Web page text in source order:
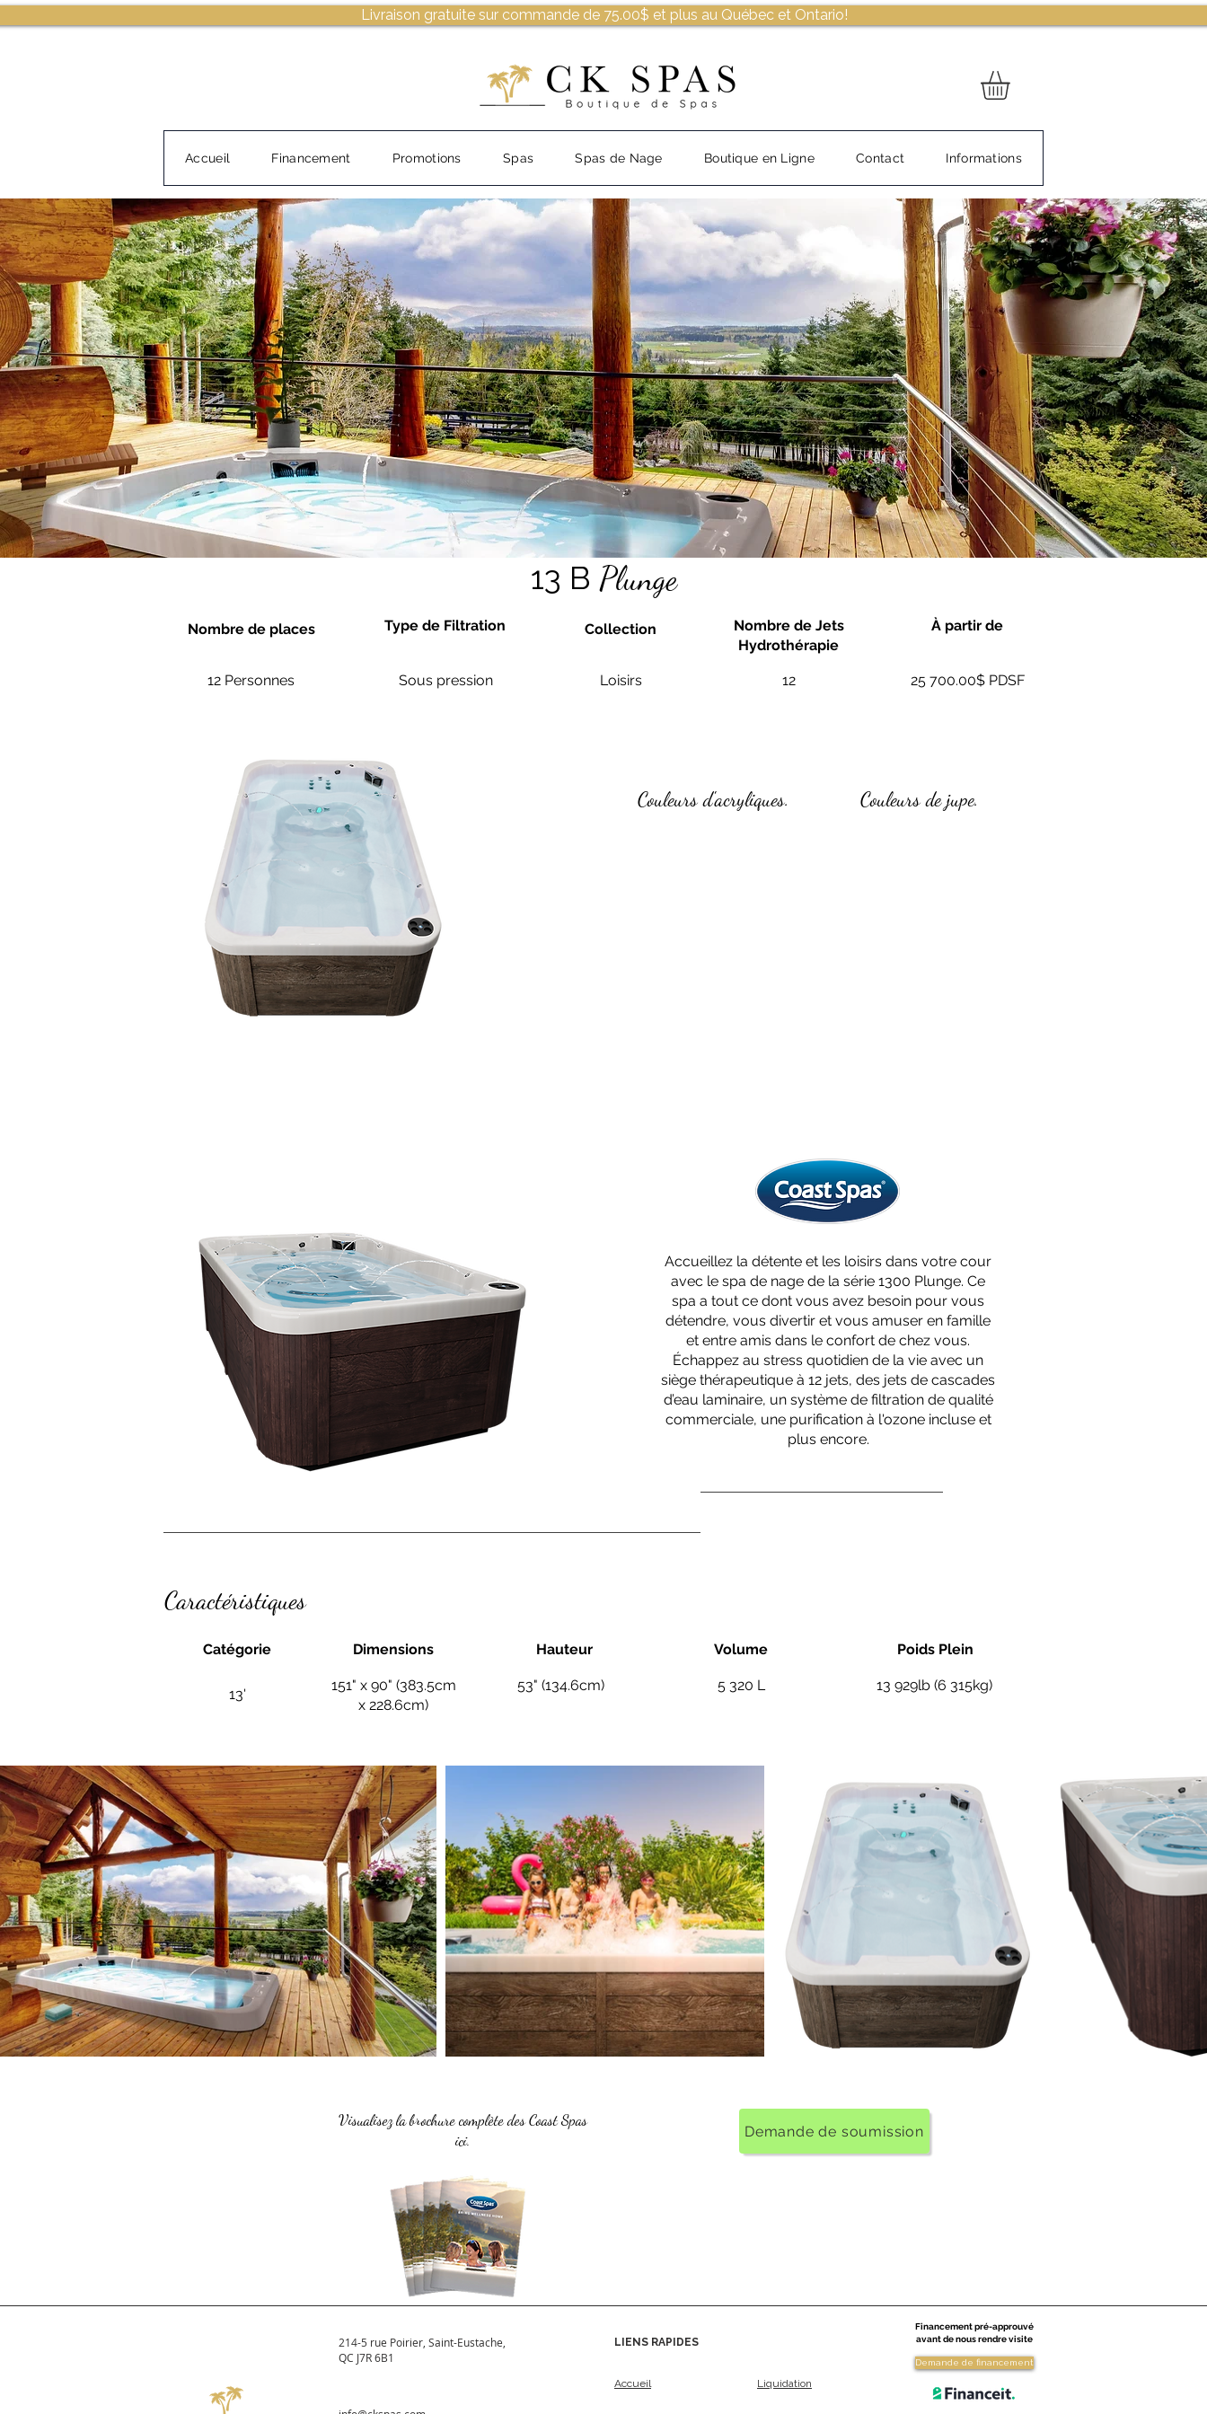
Livraison gratuite sur commande de 75.00$ et plus au Québec et Ontario!
Accueil Financement Promotions Spas Spas de Nage Boutique en Ligne Contact Informations
13 B Plunge
Nombre de places
12 Personnes
Type de Filtration
Sous pression
Collection
Loisirs
Nombre de Jets
Hydrothérapie
12
À partir de
25 700.00$ PDSF
Couleurs d'acryliques. Couleurs de jupe.
Accueillez la détente et les loisirs dans votre cour
avec le spa de nage de la série 1300 Plunge. Ce
spa a tout ce dont vous avez besoin pour vous
détendre, vous divertir et vous amuser en famille
et entre amis dans le confort de chez vous.
Échappez au stress quotidien de la vie avec un
siège thérapeutique à 12 jets, des jets de cascades
d’eau laminaire, un système de filtration de qualité
commerciale, une purification à l'ozone incluse et
plus encore.
Caractéristiques
Catégorie
13'
Dimensions
151" x 90" (383.5cm
x 228.6cm)
Hauteur
53" (134.6cm)
Volume
5 320 L
Poids Plein
13 929lb (6 315kg)
Visualisez la brochure complète des Coast Spas
ici.
Demande de soumission
214-5 rue Poirier, Saint-Eustache,
QC J7R 6B1
LIENS RAPIDES
Accueil Liquidation
Financement pré-approuvé
avant de nous rendre visite
Demande de financement